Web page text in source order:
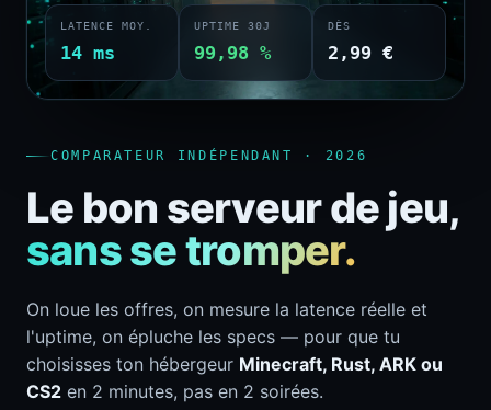
COMPARATEUR INDÉPENDANT · 2026
Le bon serveur de jeu,
sans se tromper.
On loue les offres, on mesure la latence réelle et
l'uptime, on épluche les specs — pour que tu
choisisses ton hébergeur Minecraft, Rust, ARK ou
CS2 en 2 minutes, pas en 2 soirées.
LATENCE MOY.
14 ms
UPTIME 30J
99,98 %
DÈS
2,99 €